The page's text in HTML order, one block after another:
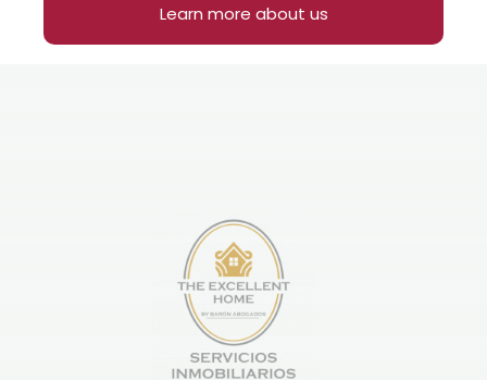
Learn more about us